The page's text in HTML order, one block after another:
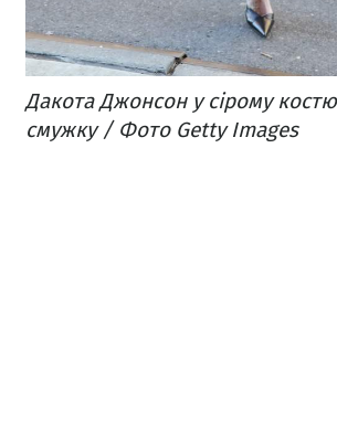
Дакота Джонсон у сірому
смужку / Фото Getty Images